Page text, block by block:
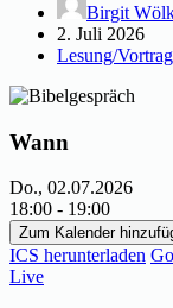
Birgit
2. Juli 2026
Lesung/Vortrag
Wann
Do., 02.07.2026
18:00 - 19:00
Zum Kalender
ICS herunterladen
Live